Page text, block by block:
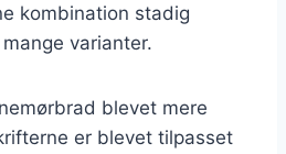
kombination stadig
varianter.
blevet mere
er blevet tilpasset